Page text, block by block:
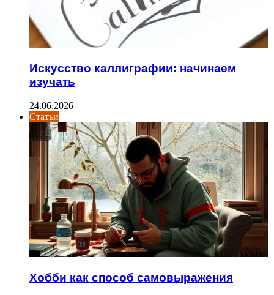
Искусство каллиграфии: начинаем
изучать
24.06.2026
Статьи
Хобби как способ самовыражения